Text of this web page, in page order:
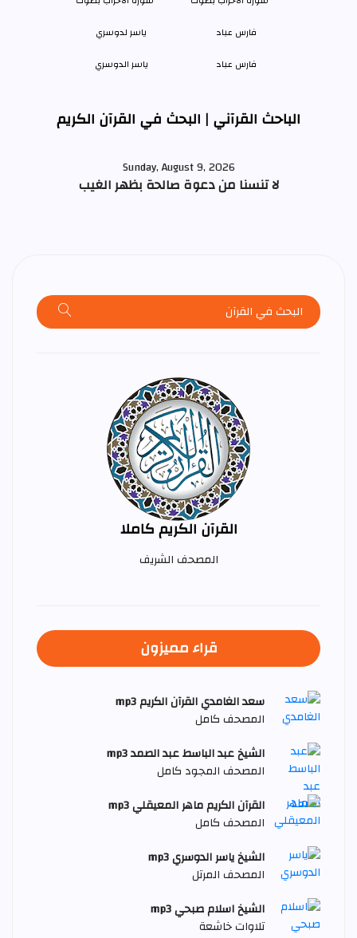
فارس عباد ياسر الدوسري
الباحث القرآني | البحث في القرآن الكريم
Sunday, August 9, 2026
لا تنسنا من دعوة صالحة بظهر الغيب
القرآن الكريم كاملا
المصحف الشريف
قراء مميزون
سعد الغامدي القرآن الكريم mp3
المصحف كامل
الشيخ عبد الباسط عبد الصمد mp3
المصحف المجود كامل
القرآن الكريم ماهر المعيقلي mp3
المصحف كامل
الشيخ ياسر الدوسري mp3
المصحف المرتل
الشيخ اسلام صبحي mp3
تلاوات خاشعة